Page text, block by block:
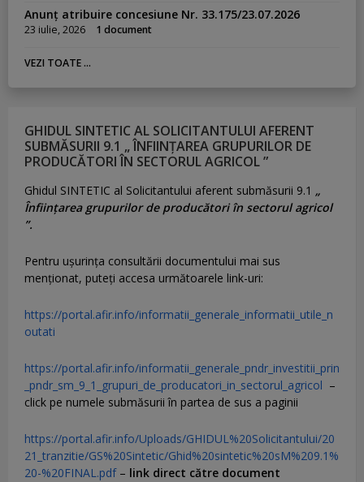
Anunț atribuire concesiune Nr. 33.175/23.07.2026
23 iulie, 2026 1 document
VEZI TOATE ...
GHIDUL SINTETIC AL SOLICITANTULUI AFERENT
SUBMĂSURII 9.1 „ ÎNFIINȚAREA GRUPURILOR DE
PRODUCĂTORI ÎN SECTORUL AGRICOL ”
Ghidul SINTETIC al Solicitantului aferent submăsurii 9.1 „
Înființarea grupurilor de producători în sectorul agricol
”.
Pentru uşurinţa consultării documentului mai sus
menţionat, puteţi accesa următoarele link-uri:
https://portal.afir.info/informatii_generale_informatii_utile_n
outati
https://portal.afir.info/informatii_generale_pndr_investitii_prin
_pndr_sm_9_1_grupuri_de_producatori_in_sectorul_agricol –
click pe numele submăsurii în partea de sus a paginii
https://portal.afir.info/Uploads/GHIDUL%20Solicitantului/20
21_tranzitie/GS%20Sintetic/Ghid%20sintetic%20sM%209.1%
20-%20FINAL.pdf– link direct către document